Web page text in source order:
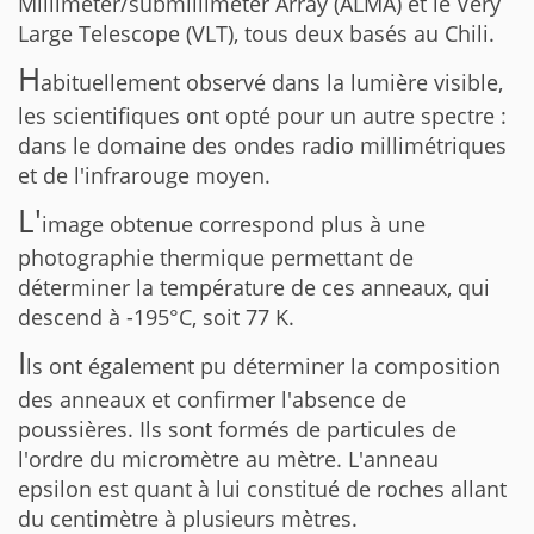
Large Telescope (VLT), tous deux basés au Chili.
Habituellement observé dans la lumière visible,
les scientifiques ont opté pour un autre spectre :
dans le domaine des ondes radio millimétriques
et de l'infrarouge moyen.
L'image obtenue correspond plus à une
photographie thermique permettant de
déterminer la température de ces anneaux, qui
descend à -195°C, soit 77 K.
Ils ont également pu déterminer la composition
des anneaux et confirmer l'absence de
poussières. Ils sont formés de particules de
l'ordre du micromètre au mètre. L'anneau
epsilon est quant à lui constitué de roches allant
du centimètre à plusieurs mètres.